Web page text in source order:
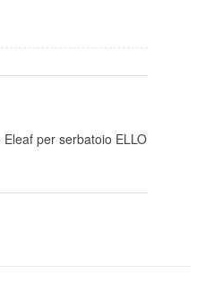
per serbatoio ELLO